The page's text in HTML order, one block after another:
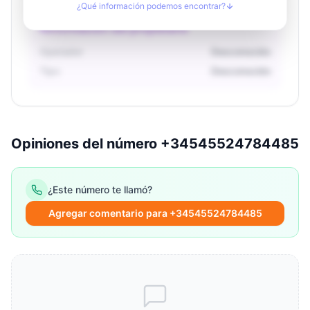
Información del propietario
¿Qué información podemos encontrar?
Opiniones del número +34545524784485
¿Este número te llamó?
Agregar comentario para +34545524784485